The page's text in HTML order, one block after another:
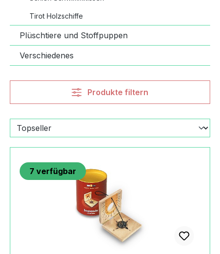
Tirot Holzschiffe
Plüschtiere und Stoffpuppen
Verschiedenes
Produkte filtern
7 verfügbar